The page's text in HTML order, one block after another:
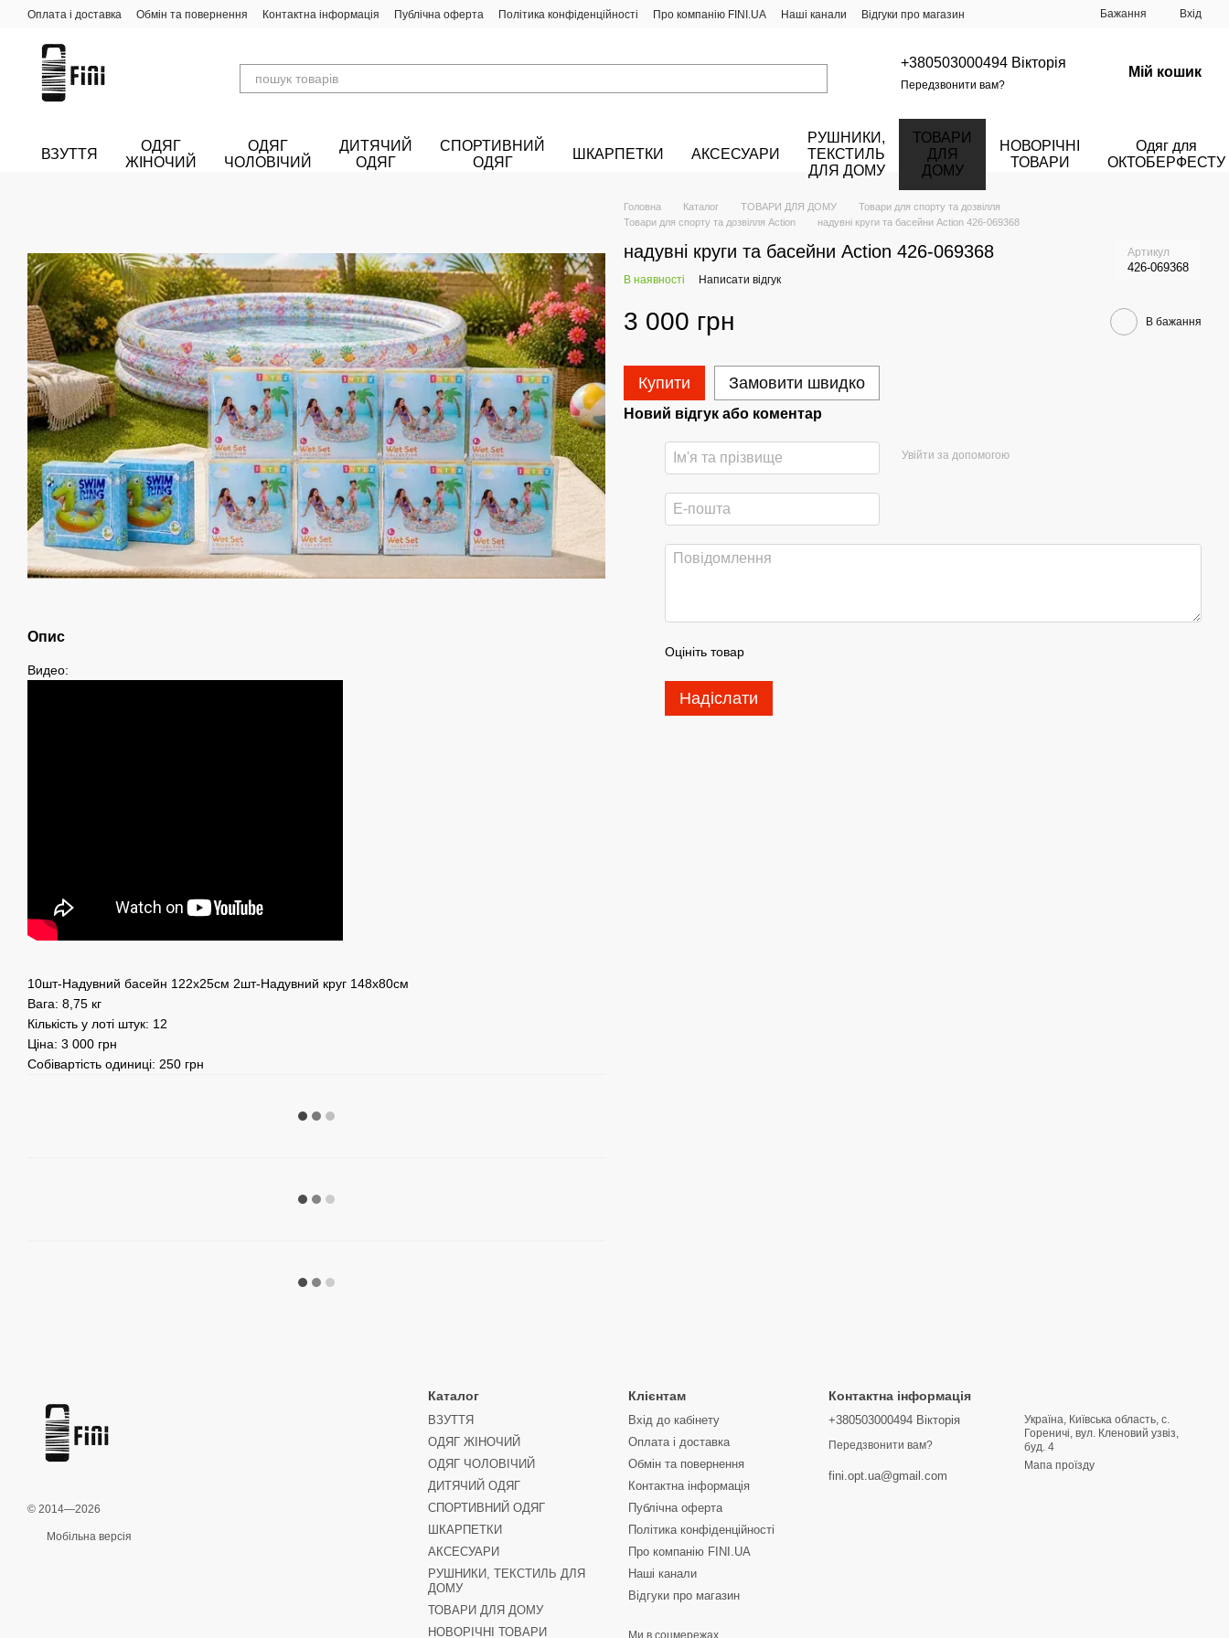
Перейти до основного контенту
Оплата і доставка Обмін та повернення Контактна інформація Публічна оферта Політика конфіденційності Про компанію FINI.UA Наші канали Відгуки про магазин Бажання Вхід
+380503000494 Вікторія
Передзвонити вам?
Мій кошик
ВЗУТТЯ
ОДЯГ
ЖІНОЧИЙ
ОДЯГ
ЧОЛОВІЧИЙ
ДИТЯЧИЙ
ОДЯГ
СПОРТИВНИЙ
ОДЯГ
ШКАРПЕТКИ АКСЕСУАРИ
РУШНИКИ,
ТЕКСТИЛЬ
ДЛЯ ДОМУ
ТОВАРИ
ДЛЯ
ДОМУ
НОВОРІЧНІ
ТОВАРИ
Одяг для
ОКТОБЕРФЕСТУ
Опис
Видео:
10шт-Надувний басейн 122х25см 2шт-Надувний круг 148х80см
Вага: 8,75 кг
Кількість у лоті штук: 12
Ціна: 3 000 грн
Собівартість одиниці: 250 грн
Головна Каталог ТОВАРИ ДЛЯ ДОМУ
Товари для спорту та дозвілля
Товари для спорту та дозвілля Action
надувні круги та басейни Action 426-069368
надувні круги та басейни Action 426-069368 Артикул
426-069368
В наявності Написати відгук
3 000 грн В бажання
Купити Замовити швидко
Новий відгук або коментар
Увійти за допомогою
Оцініть товар
Надіслати
© 2014—2026
Мобільна версія
Каталог
ВЗУТТЯ
ОДЯГ ЖІНОЧИЙ
ОДЯГ ЧОЛОВІЧИЙ
ДИТЯЧИЙ ОДЯГ
СПОРТИВНИЙ ОДЯГ
ШКАРПЕТКИ
АКСЕСУАРИ
РУШНИКИ, ТЕКСТИЛЬ ДЛЯ
ДОМУ
ТОВАРИ ДЛЯ ДОМУ
НОВОРІЧНІ ТОВАРИ
Клієнтам
Вхід до кабінету
Оплата і доставка
Обмін та повернення
Контактна інформація
Публічна оферта
Політика конфіденційності
Про компанію FINI.UA
Наші канали
Відгуки про магазин
Контактна інформація
+380503000494 Вікторія
Передзвонити вам?
fini.opt.ua@gmail.com
Україна, Київська область, с.
Гореничі, вул. Кленовий узвіз,
буд. 4
Мапа проїзду